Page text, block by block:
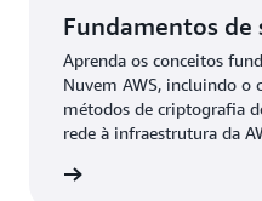
Fundamentos de
Aprenda os conceitos
Nuvem AWS, incluindo o
métodos de criptografia
rede à infraestrutura da